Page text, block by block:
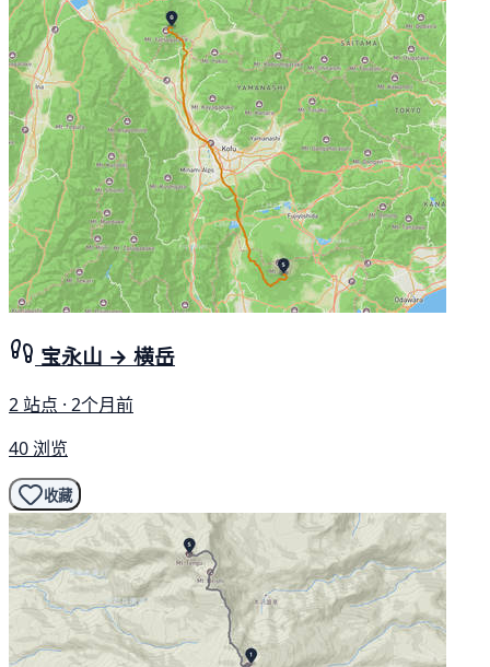
宝永山 → 横岳
2 站点 · 2个月前
40 浏览
收藏